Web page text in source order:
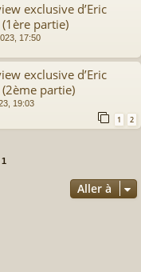
exclusive d’Eric
partie)
17:50
exclusive d’Eric
partie)
19:03
1 2
1
Aller à